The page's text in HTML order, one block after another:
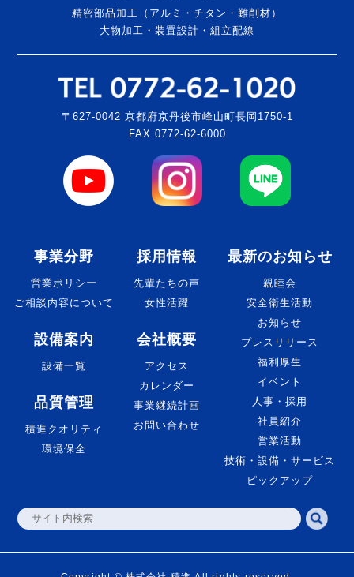
精密部品加工（アルミ・チタン・難削材）
大物加工・装置設計・組立配線
〒627-0042 京都府京丹後市峰山町長岡1750-1
FAX 0772-62-6000
事業分野
営業ポリシー
ご相談内容について
設備案内
設備一覧
品質管理
積進クオリティ
環境保全
採用情報
先輩たちの声
女性活躍
会社概要
アクセス
カレンダー
事業継続計画
お問い合わせ
最新のお知らせ
親睦会
安全衛生活動
お知らせ
プレスリリース
福利厚生
イベント
人事・採用
社員紹介
営業活動
技術・設備・サービス
ピックアップ